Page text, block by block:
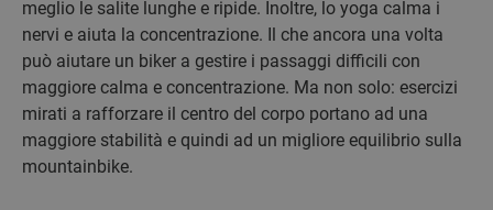
meglio le salite lunghe e ripide. Inoltre, lo yoga calma i
nervi e aiuta la concentrazione. Il che ancora una volta
può aiutare un biker a gestire i passaggi difficili con
maggiore calma e concentrazione. Ma non solo: esercizi
mirati a rafforzare il centro del corpo portano ad una
maggiore stabilità e quindi ad un migliore equilibrio sulla
mountainbike.